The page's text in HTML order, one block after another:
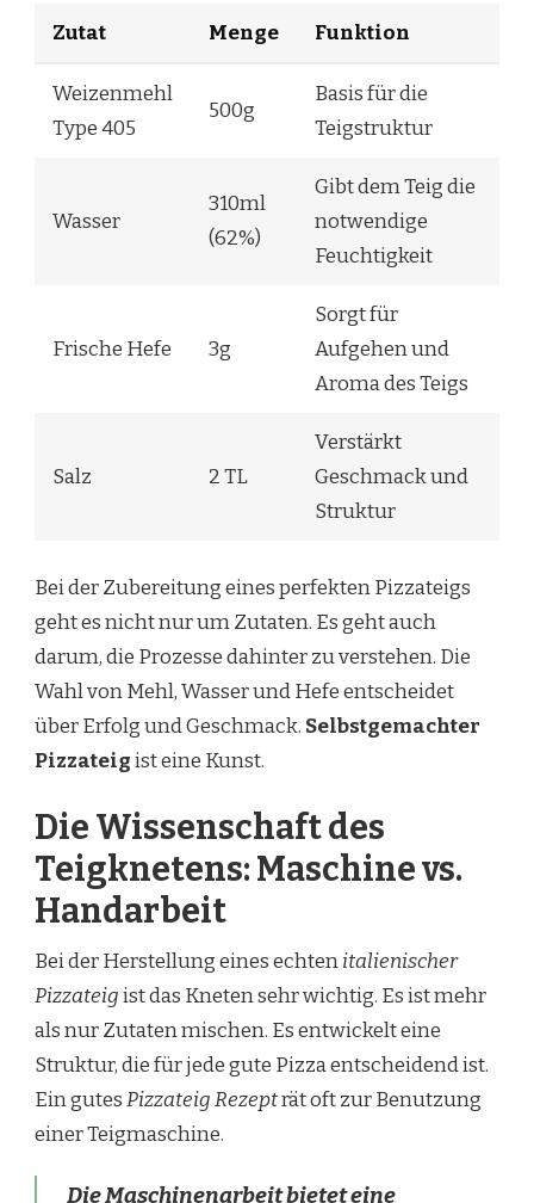
Zutat Menge Funktion
Weizenmehl
Type 405
500g
Basis für die
Teigstruktur
Wasser
310ml
(62%)
Gibt dem Teig die
notwendige
Feuchtigkeit
Frische Hefe 3g
Sorgt für
Aufgehen und
Aroma des Teigs
Salz 2 TL
Verstärkt
Geschmack und
Struktur
Bei der Zubereitung eines perfekten Pizzateigs
geht es nicht nur um Zutaten. Es geht auch
darum, die Prozesse dahinter zu verstehen. Die
Wahl von Mehl, Wasser und Hefe entscheidet
über Erfolg und Geschmack. Selbstgemachter
Pizzateigist eine Kunst.
Die Wissenschaft des
Teigknetens: Maschine vs.
Handarbeit
Bei der Herstellung eines echtenitalienischer
Pizzateigist das Kneten sehr wichtig. Es ist mehr
als nur Zutaten mischen. Es entwickelt eine
Struktur, die für jede gute Pizza entscheidend ist.
Ein gutesPizzateig Rezepträt oft zur Benutzung
einer Teigmaschine.
Die Maschinenarbeit bietet eine